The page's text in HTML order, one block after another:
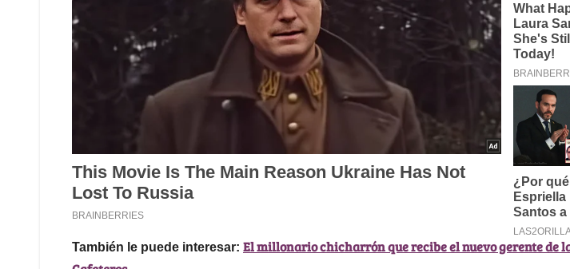
También le puede interesar: El millonario chicharrón que recibe el nuevo gerente de